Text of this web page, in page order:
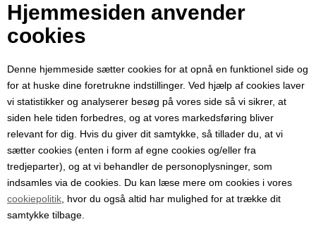
Hjemmesiden anvender
cookies
Denne hjemmeside sætter cookies for at opnå en funktionel side og
for at huske dine foretrukne indstillinger. Ved hjælp af cookies laver
vi statistikker og analyserer besøg på vores side så vi sikrer, at
siden hele tiden forbedres, og at vores markedsføring bliver
relevant for dig. Hvis du giver dit samtykke, så tillader du, at vi
sætter cookies (enten i form af egne cookies og/eller fra
tredjeparter), og at vi behandler de personoplysninger, som
indsamles via de cookies. Du kan læse mere om cookies i vores
cookiepolitik , hvor du også altid har mulighed for at trække dit
samtykke tilbage.
Måleskjeer i plast – sett med 4 stk. for presis dosering
mengder presist.
57,80 NOK